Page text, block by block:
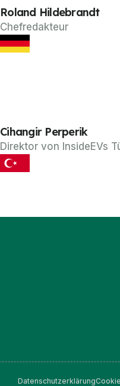
Roland Hildebrandt
Chefredakteur
Cihangir Perperik
Direktor von InsideEVs
Datenschutzerklärung